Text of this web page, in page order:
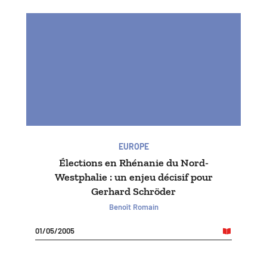
EUROPE
Élections en Rhénanie du Nord-
Westphalie : un enjeu décisif pour
Gerhard Schröder
Benoît Romain
01/05/2005